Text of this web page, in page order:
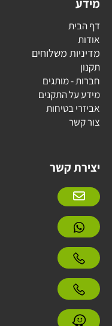
מידע
דף הבית
אודות
מדיניות משלוחים
תקנון
חברות - מותגים
מידע על התקנים
אביזרי בטיחות
צור קשר
יצירת קשר